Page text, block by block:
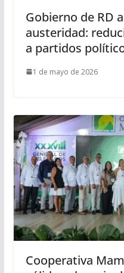
Gobierno de RD
austeridad:
a partidos
1 de mayo de 2026
Cooperativa